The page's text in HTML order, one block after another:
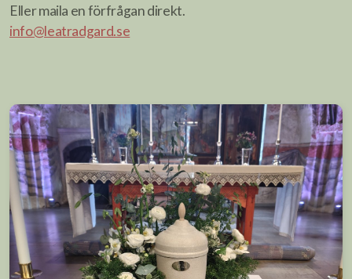
Eller maila en förfrågan direkt.
info@leatradgard.se